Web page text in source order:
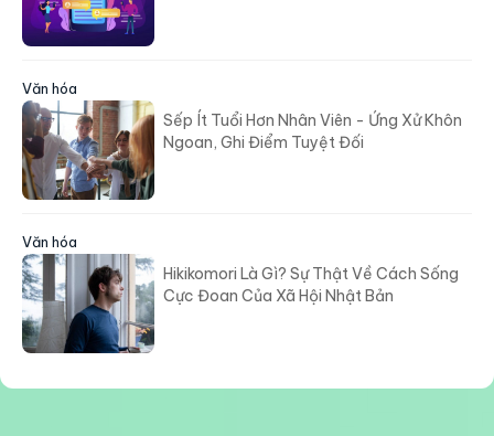
Văn hóa
Sếp Ít Tuổi Hơn Nhân Viên - Ứng Xử Khôn
Ngoan, Ghi Điểm Tuyệt Đối
Văn hóa
Hikikomori Là Gì? Sự Thật Về Cách Sống
Cực Đoan Của Xã Hội Nhật Bản